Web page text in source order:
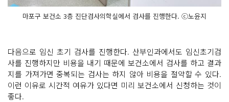
마포구 보건소 3층 진단검사의학실에서 검사를 진행한다. ⓒ노윤지
다음으로 임신 초기 검사를 진행한다. 산부인과에서도 임신초기검
사를 진행하지만 비용을 내기 때문에 보건소에서 검사를 하고 결과
지를 가져가면 중복되는 검사는 하지 않아 비용을 절약할 수 있다.
이런 이유로 시간적 여유가 있다면 미리 보건소에서 신청하는 것이
좋다.